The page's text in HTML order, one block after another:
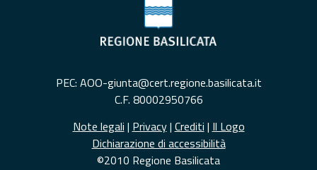
PEC: AOO-giunta@cert.regione.basilicata.it
C.F. 80002950766
Note legali | Privacy| Crediti | Il Logo
Dichiarazione di accessibilità
©2010 Regione Basilicata